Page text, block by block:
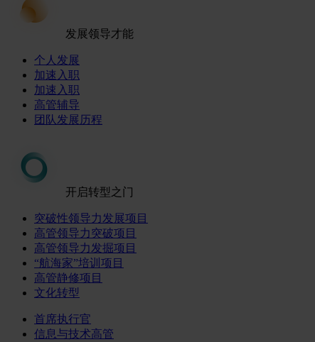
发展领导才能
个人发展
加速入职
加速入职
高管辅导
团队发展历程
开启转型之门
突破性领导力发展项目
高管领导力突破项目
高管领导力发掘项目
“航海家”培训项目
高管静修项目
文化转型
首席执行官
信息与技术高管